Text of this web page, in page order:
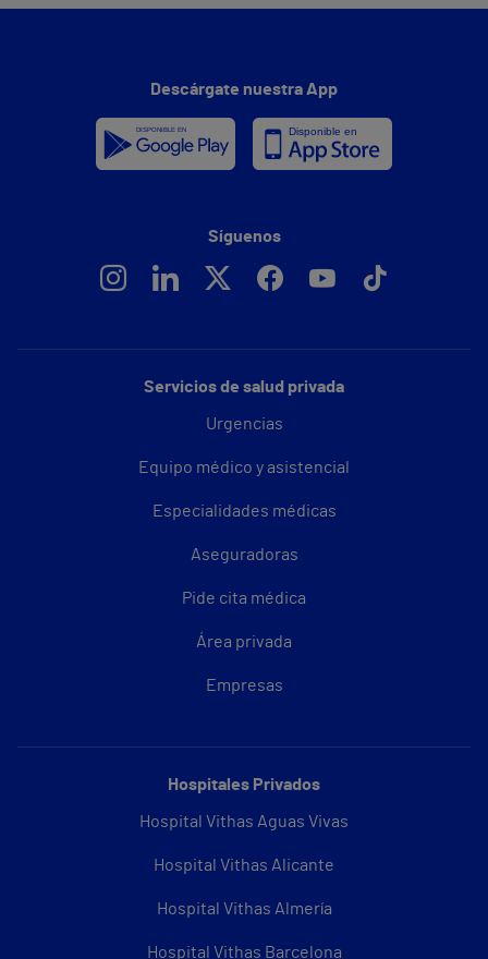
Servicios de salud privada
Urgencias
Equipo médico y asistencial
Especialidades médicas
Aseguradoras
Pide cita médica
Área privada
Empresas
Hospitales Privados
Hospital Vithas Aguas Vivas
Hospital Vithas Alicante
Hospital Vithas Almería
Hospital Vithas Barcelona
Descárgate nuestra App
Síguenos